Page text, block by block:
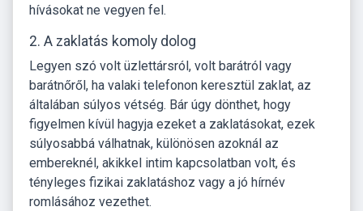
hívásokat ne vegyen fel.
2. A zaklatás komoly dolog
Legyen szó volt üzlettársról, volt barátról vagy
barátnőről, ha valaki telefonon keresztül zaklat, az
általában súlyos vétség. Bár úgy dönthet, hogy
figyelmen kívül hagyja ezeket a zaklatásokat, ezek
súlyosabbá válhatnak, különösen azoknál az
embereknél, akikkel intim kapcsolatban volt, és
tényleges fizikai zaklatáshoz vagy a jó hírnév
romlásához vezethet.